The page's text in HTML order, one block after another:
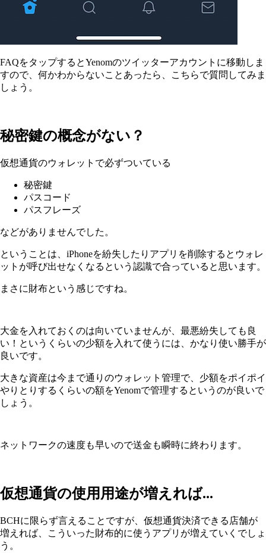
FAQをタップするとYenomのツイッターアカウントに移動しま
すので、何かわからないことあったら、こちらで質問してみま
しょう。
秘密鍵の概念がない？
仮想通貨のウォレットで必ずついている
秘密鍵
パスコード
パスフレーズ
などがありませんでした。
ということは、iPhoneを紛失したりアプリを削除するとウォレ
ットが呼び出せなくなるという認識で合っていると思います。
まさに財布という感じですね。
大金を入れておくのは向いていませんが、最悪紛失しても良
い！というくらいの少額を入れて使うには、かなり使い勝手が
良いです。
大きな資産は今まで通りのウォレット管理で、少額をポイポイ
やりとりするくらいの額をYenomで管理するというのが良いで
しょう。
ネットワークの速度も早いので送金も瞬時に終わります。
仮想通貨の使用用途が増えれば...
BCHに限らず言えることですが、仮想通貨決済できる店舗が
増えれば、こういった財布的に使うアプリが増えていくでしょ
う。